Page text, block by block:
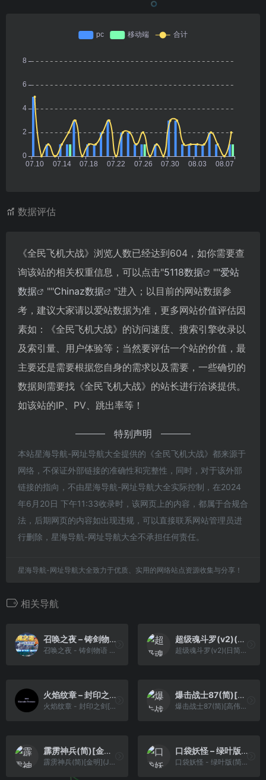
数据评估
《全民飞机大战》浏览人数已经达到604，如你需要查
询该站的相关权重信息，可以点击"5118数据 ""爱站
数据
""Chinaz数据
"进入；以目前的网站数据参
考，建议大家请以爱站数据为准，更多网站价值评估因
素如：《全民飞机大战》的访问速度、搜索引擎收录以
及索引量、用户体验等；当然要评估一个站的价值，最
主要还是需要根据您自身的需求以及需要，一些确切的
数据则需要找《全民飞机大战》的站长进行洽谈提供。
如该站的IP、PV、跳出率等！
特别声明
本站星海导航-网址导航大全提供的《全民飞机大战》都来源于
网络，不保证外部链接的准确性和完整性，同时，对于该外部
链接的指向，不由星海导航-网址导航大全实际控制，在2024
年6月20日 下午11:33收录时，该网页上的内容，都属于合规合
法，后期网页的内容如出现违规，可以直接联系网站管理员进
行删除，星海导航-网址导航大全不承担任何责任。
星海导航-网址导航大全致力于优质、实用的网络站点资源收集与分享！
相关导航
召唤之夜 – 铸剑物语 2[啪嗒啪嗒](v1.0)[简](JP)(136.31Mb)
召唤之夜 - 铸剑物语 2[啪嗒啪嗒](v1.0)[简](JP)(136.31Mb)
超级魂斗罗(v2)(日简)[星空](JP)[ACT](2Mb)
超级魂斗罗(v2)(日简)[星空](JP)[ACT](2Mb)
火焰纹章 – 封印之剑[Superxyj](简)(JP)(73.82Mb)
火焰纹章 - 封印之剑[Superxyj](简)(JP)(73.82Mb)
爆击战士87(简)[高伟](JP)[STG](1Mb)
爆击战士87(简)[高伟](JP)[STG](1Mb)
霹雳神兵(简)[金明](JP)[ACT](2Mb)
霹雳神兵(简)[金明](JP)[ACT](2Mb)
口袋妖怪 – 绿叶版(简)[恒格电子](CN)[RPG](8Mb)
口袋妖怪 - 绿叶版(简)[恒格电子](CN)[RPG](8Mb)